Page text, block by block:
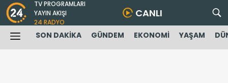
TV PROGRAMLARI
YAYIN AKIŞI
24 RADYO
CANLI
SON DAKİKA GÜNDEM EKONOMİ YAŞAM